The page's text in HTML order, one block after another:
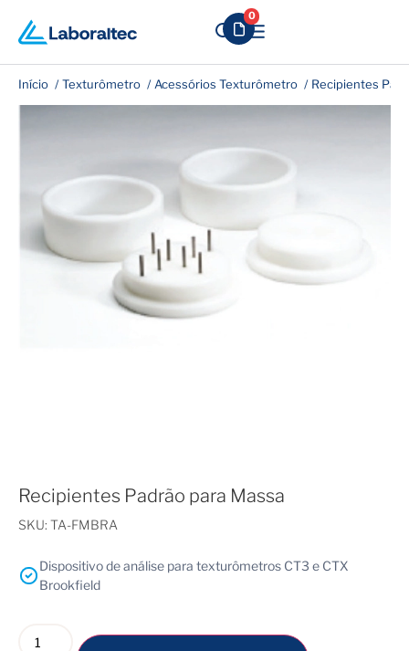
0
Início Texturômetro Acessórios Texturômetro Recipientes
Recipientes Padrão para Massa
SKU: TA-FMBRA
Dispositivo de análise para texturômetros CT3 e CTX
Brookfield